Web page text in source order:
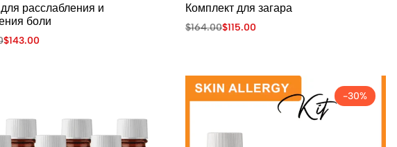
расслабления и
боли
$143.00
Комплект для загара
$164.00$115.00
-30%